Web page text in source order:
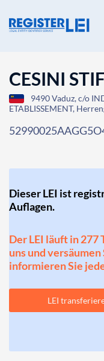
CESINI
9490 Vaduz, c/o
ETABLISSEMENT,
Dieser LEI ist
Auflagen.
Der LEI läuft in 277
uns und
informieren Sie
LEI